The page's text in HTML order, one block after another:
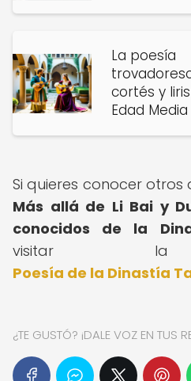
La poesía
cortés y
Edad Media
Si quieres conocer
Más allá de Li Bai y
conocidos de la
visitar la
Poesía de la Dinastía
¿TE GUSTÓ? ¡DALE VOZ EN TUS